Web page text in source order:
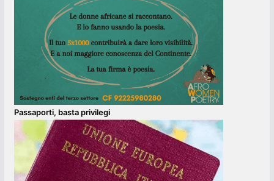
Passaporti, basta privilegi